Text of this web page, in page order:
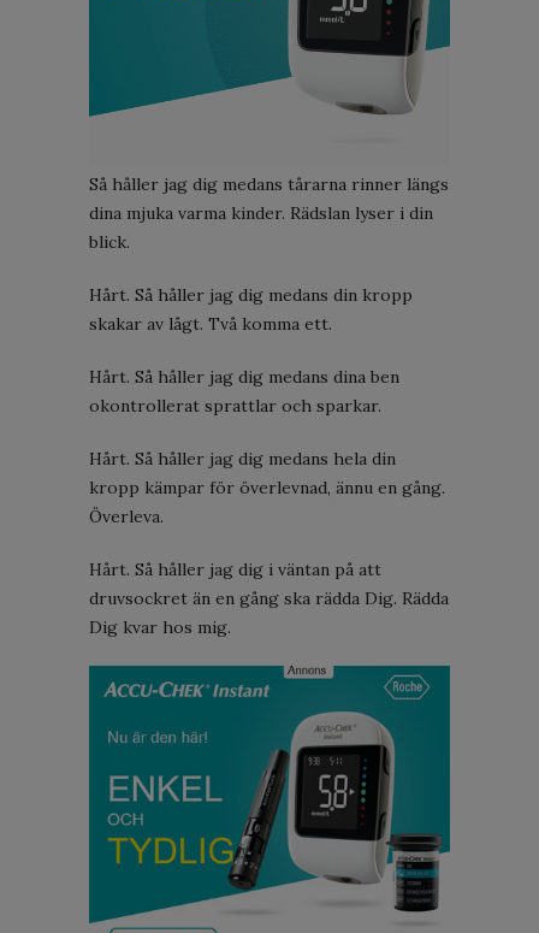
Så håller jag dig medans tårarna rinner längs
dina mjuka varma kinder. Rädslan lyser i din
blick.
Hårt. Så håller jag dig medans din kropp
skakar av lågt. Två komma ett.
Hårt. Så håller jag dig medans dina ben
okontrollerat sprattlar och sparkar.
Hårt. Så håller jag dig medans hela din
kropp kämpar för överlevnad, ännu en gång.
Överleva.
Hårt. Så håller jag dig i väntan på att
druvsockret än en gång ska rädda Dig. Rädda
Dig kvar hos mig.